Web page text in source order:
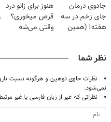
میلیون تومان!!!
میلیون !
جادوی درمان
جای زخم در سه
هفته! (همین
هنوز برای زانو درد
قرص میخوری؟
وقتی می‌شه
نظر شما
نظرات حاوی توهین و هرگونه نسبت
نمی‌شود.
نظراتی که غیر از زبان فارسی یا غیر